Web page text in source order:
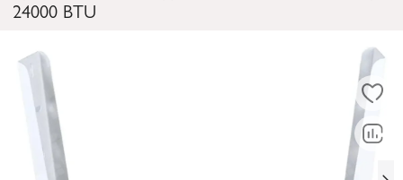
24000 BTU